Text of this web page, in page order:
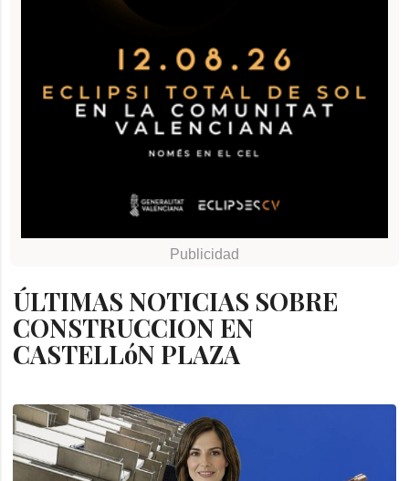
ÚLTIMAS NOTICIAS SOBRE
CONSTRUCCION EN
CASTELLóN PLAZA